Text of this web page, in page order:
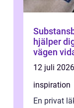
hjälper
vägen
12 juli 2026
inspiration
En privat